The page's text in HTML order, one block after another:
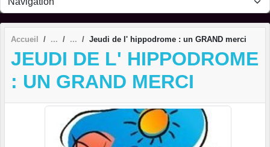
Accueil Jeudi de l' hippodrome : un GRAND merci
JEUDI DE L' HIPPODROME
: UN GRAND MERCI